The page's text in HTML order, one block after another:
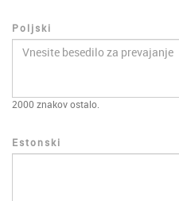
Poljski
2000 znakov ostalo.
Estonski